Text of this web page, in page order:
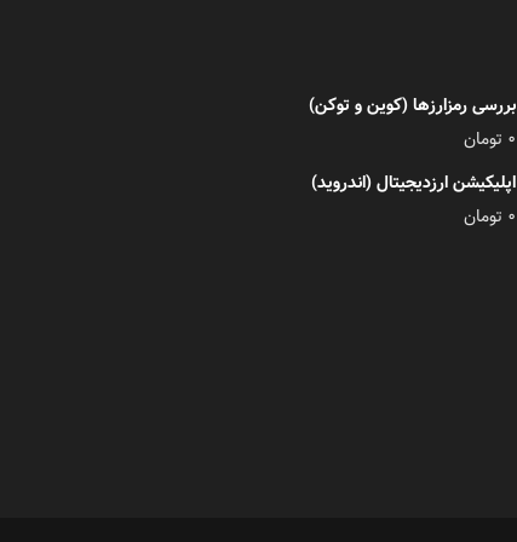
بررسی رمزارزها (کوین و توکن)
0 تومان
اپلیکیشن ارزدیجیتال (اندروید)
0 تومان